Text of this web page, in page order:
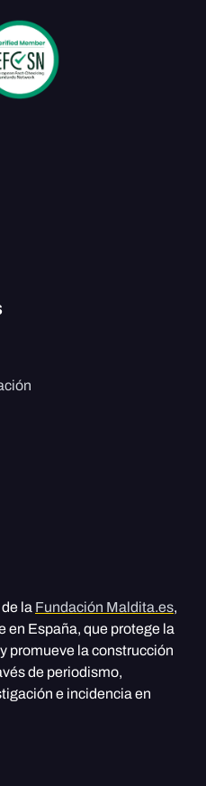
la Fundación Maldita.es,
en España, que protege la
promueve la construcción
de periodismo,
e incidencia en